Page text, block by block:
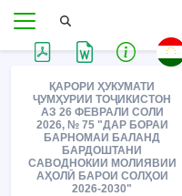
ҚАРОРИ ҲУКУМАТИ
ҶУМҲУРИИ ТОҶИКИСТОН
АЗ 26 ФЕВРАЛИ СОЛИ
2026, № 75 "ДАР БОРАИ
БАРНОМАИ БАЛАНД
БАРДОШТАНИ
САВОДНОКИИ МОЛИЯВИИ
АҲОЛӢ БАРОИ СОЛҲОИ
2026-2030"